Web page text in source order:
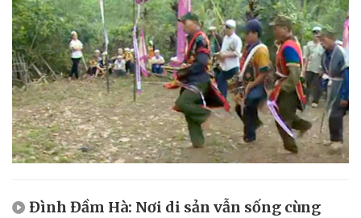
Đình Đầm Hà: Nơi di sản vẫn sống cùng